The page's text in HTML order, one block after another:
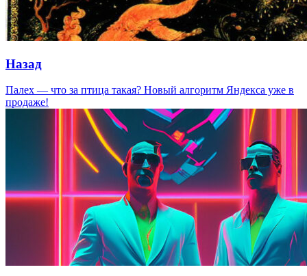
Назад
Предыдущая
запись:
Палех — что за птица такая? Новый алгоритм Яндекса уже в
продаже!